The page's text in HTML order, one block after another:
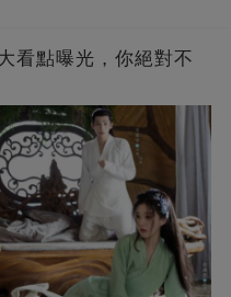
看點曝光，你絕對不